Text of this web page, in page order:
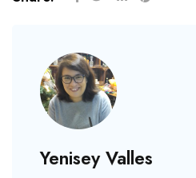
Yenisey Valles